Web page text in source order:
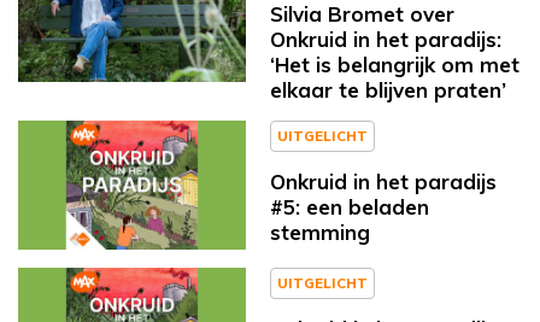
Silvia Bromet over
Onkruid in het paradijs:
‘Het is belangrijk om met
elkaar te blijven praten’
UITGELICHT
Onkruid in het paradijs
#5: een beladen
stemming
UITGELICHT